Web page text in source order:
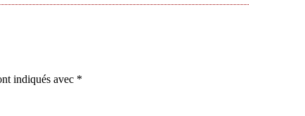
indiqués avec *